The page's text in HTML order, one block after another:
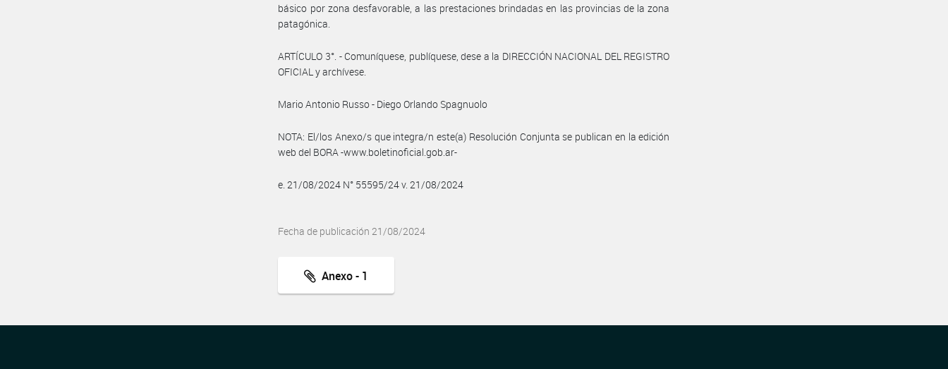
básico por zona desfavorable, a las prestaciones brindadas en las provincias de la zona
patagónica.
ARTÍCULO 3°. - Comuníquese, publíquese, dese a la DIRECCIÓN NACIONAL DEL REGISTRO
OFICIAL y archívese.
Mario Antonio Russo - Diego Orlando Spagnuolo
NOTA: El/los Anexo/s que integra/n este(a) Resolución Conjunta se publican en la edición
web del BORA -www.boletinoficial.gob.ar-
e. 21/08/2024 N° 55595/24 v. 21/08/2024
Fecha de publicación 21/08/2024
Anexo - 1